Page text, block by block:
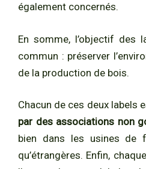
également concernés.
En somme, l’objectif des
commun : préserver
de la production de bois.
Chacun de ces deux labels
par des associations non
bien dans les usines de
qu’étrangères. Enfin,